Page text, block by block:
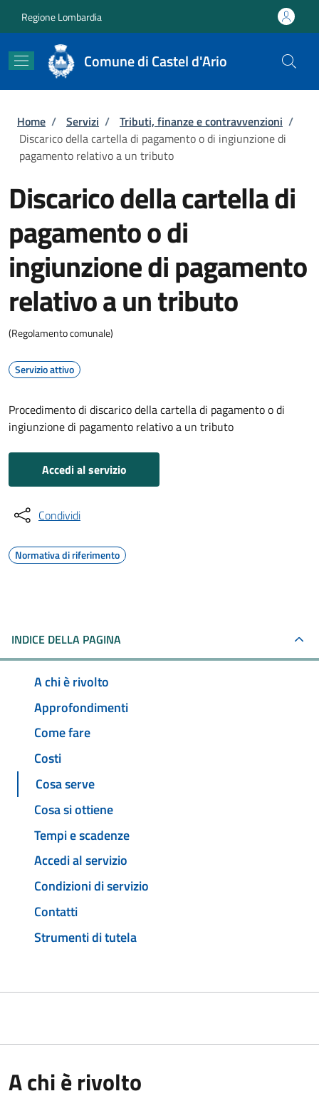
Regione Lombardia
Comune di Castel d'Ario
Briciole di pane
Home / Servizi / Tributi, finanze e contravvenzioni /
Discarico della cartella di pagamento o di ingiunzione di
pagamento relativo a un tributo
Discarico della cartella di
pagamento o di
ingiunzione di pagamento
relativo a un tributo
(Regolamento comunale)
Servizio attivo
Procedimento di discarico della cartella di pagamento o di
ingiunzione di pagamento relativo a un tributo
Accedi al servizio
Condividi
Normativa di riferimento
INDICE DELLA PAGINA
A chi è rivolto
Approfondimenti
Come fare
Costi
Cosa serve
Cosa si ottiene
Tempi e scadenze
Accedi al servizio
Condizioni di servizio
Contatti
Strumenti di tutela
A chi è rivolto